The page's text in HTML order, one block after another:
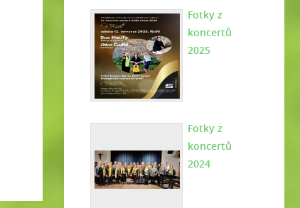
Fotky z
koncertů
2025
Fotky z
koncertů
2024